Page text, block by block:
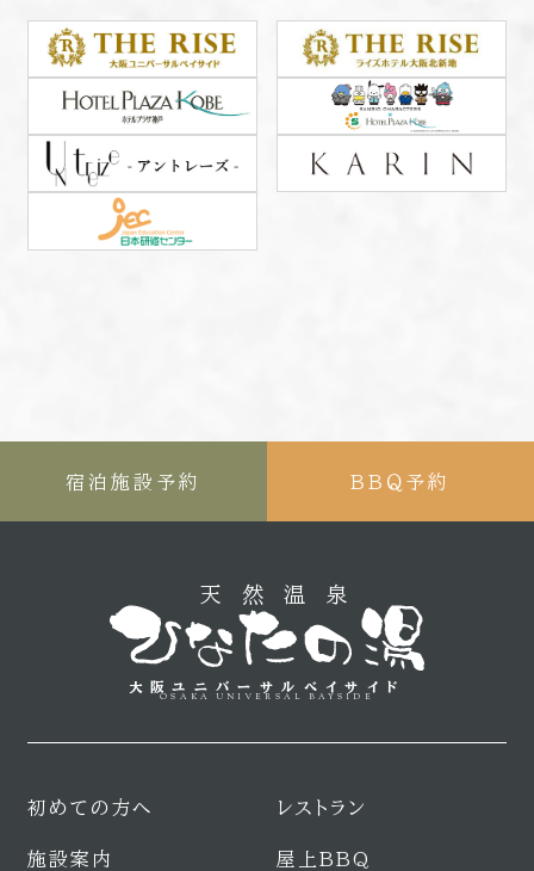
宿泊施設予約 ＢＢＱ予約
天然温泉
大阪ユニバーサルベイサイド
OSAKA UNIVERSAL BAYSIDE
初めての方へ
施設案内
レストラン
屋上BBQ